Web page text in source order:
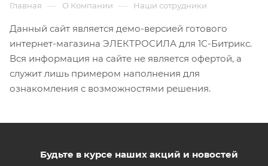
Главная — О Компании — Наши сотрудники
Данный сайт является демо-версией готового
интернет-магазина ЭЛЕКТРОСИЛА для 1С-Битрикс.
Вся информация на сайте не является офертой, а
служит лишь примером наполнения для
ознакомления с возможностями решения.
Будьте в курсе наших акций и новостей